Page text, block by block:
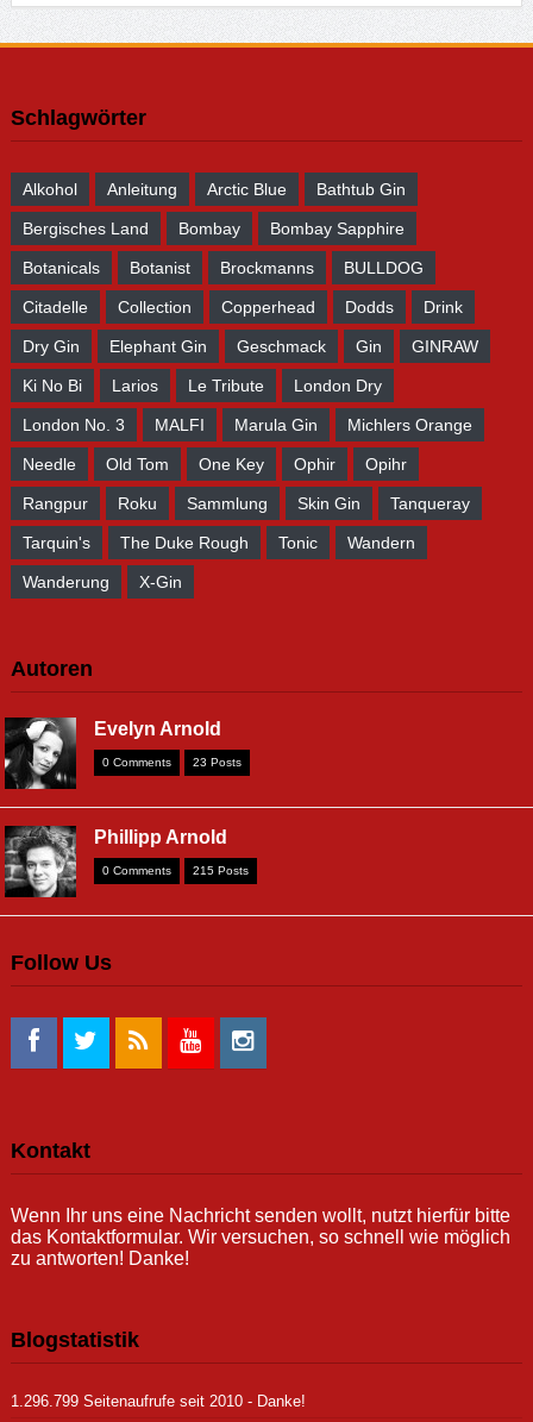
Schlagwörter
Alkohol Anleitung Arctic Blue Bathtub Gin
Bergisches Land Bombay Bombay Sapphire
Botanicals Botanist Brockmanns BULLDOG
Citadelle Collection Copperhead Dodds Drink
Dry Gin Elephant Gin Geschmack Gin GINRAW
Ki No Bi Larios Le Tribute London Dry
London No. 3 MALFI Marula Gin Michlers Orange
Needle Old Tom One Key Ophir Opihr
Rangpur Roku Sammlung Skin Gin Tanqueray
Tarquin's The Duke Rough Tonic Wandern
Wanderung X-Gin
Autoren
Evelyn Arnold
0 Comments 23 Posts
Phillipp Arnold
0 Comments 215 Posts
Follow Us
Kontakt
Wenn Ihr uns eine Nachricht senden wollt, nutzt hierfür bitte
das Kontaktformular. Wir versuchen, so schnell wie möglich
zu antworten! Danke!
Blogstatistik
1.296.799 Seitenaufrufe seit 2010 - Danke!